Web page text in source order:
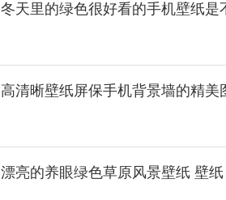
冬天里的绿色很好看的手机壁纸是
高清晰壁纸屏保手机背景墙的精
漂亮的养眼绿色草原风景壁纸 壁纸